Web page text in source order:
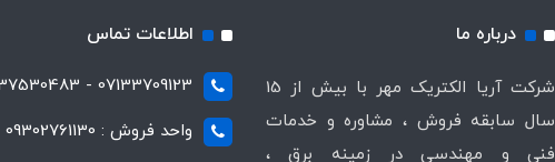
درباره ما
شرکت آریا الکتریک مهر با بیش از 15
سال سابقه فروش ، مشاوره و خدمات
فنی و مهندسی در زمینه برق ،
اطلاعات تماس
07133709123 - 07137530483
واحد فروش : 09302761130